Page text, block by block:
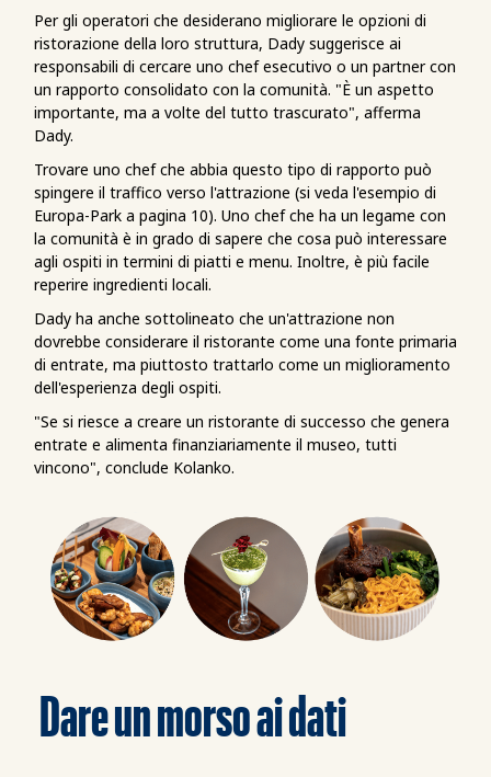
Per gli operatori che desiderano migliorare le opzioni di
ristorazione della loro struttura, Dady suggerisce ai
responsabili di cercare uno chef esecutivo o un partner con
un rapporto consolidato con la comunità. "È un aspetto
importante, ma a volte del tutto trascurato", afferma
Dady.
Trovare uno chef che abbia questo tipo di rapporto può
spingere il traffico verso l'attrazione (si veda l'esempio di
Europa-Park a pagina 10). Uno chef che ha un legame con
la comunità è in grado di sapere che cosa può interessare
agli ospiti in termini di piatti e menu. Inoltre, è più facile
reperire ingredienti locali.
Dady ha anche sottolineato che un'attrazione non
dovrebbe considerare il ristorante come una fonte primaria
di entrate, ma piuttosto trattarlo come un miglioramento
dell'esperienza degli ospiti.
"Se si riesce a creare un ristorante di successo che genera
entrate e alimenta finanziariamente il museo, tutti
vincono", conclude Kolanko.
Dare un morso ai dati